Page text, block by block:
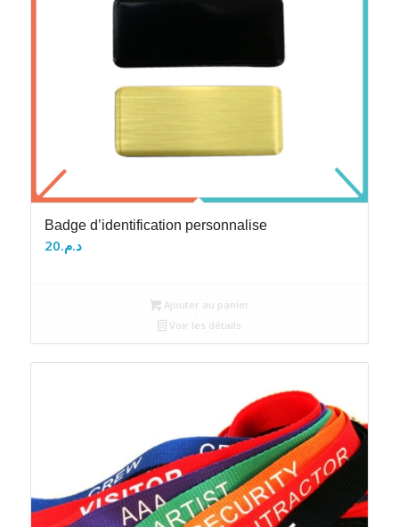
Badge d’identification personnalise
د.م.20
Ajouter au panier
Voir les détails